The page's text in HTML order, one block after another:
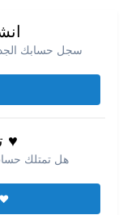
سجل حسابك
♥
هل تمتلك
♥